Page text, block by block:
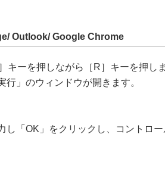
Outlook/ Google Chrome
キーを押しながら［R］キーを押しま
行」のウィンドウが開きます。
し「OK」をクリックし、コントロー